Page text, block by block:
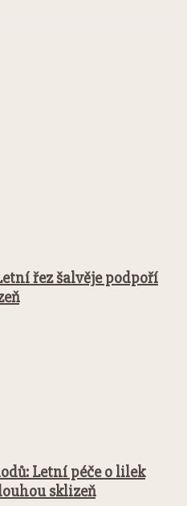
řez šalvěje podpoří
Letní péče o lilek
sklizeň